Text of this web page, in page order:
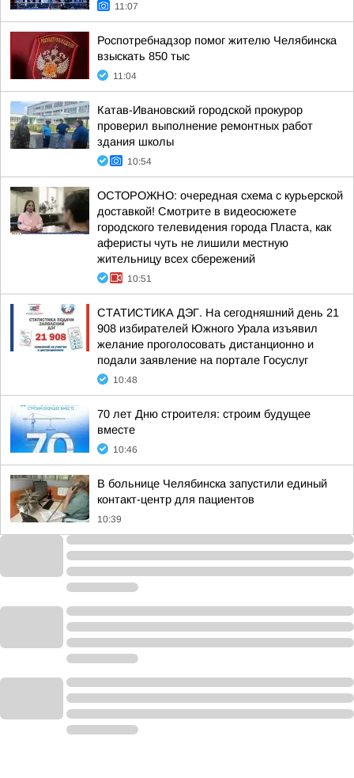
11:07
Роспотребнадзор помог жителю Челябинска
взыскать 850 тыс
11:04
Катав-Ивановский городской прокурор
проверил выполнение ремонтных работ
здания школы
10:54
ОСТОРОЖНО: очередная схема с курьерской
доставкой! Смотрите в видеосюжете
городского телевидения города Пласта, как
аферисты чуть не лишили местную
жительницу всех сбережений
10:51
СТАТИСТИКА ДЭГ. На сегодняшний день 21
908 избирателей Южного Урала изъявил
желание проголосовать дистанционно и
подали заявление на портале Госуслуг
10:48
70 лет Дню строителя: строим будущее
вместе
10:46
В больнице Челябинска запустили единый
контакт-центр для пациентов
10:39